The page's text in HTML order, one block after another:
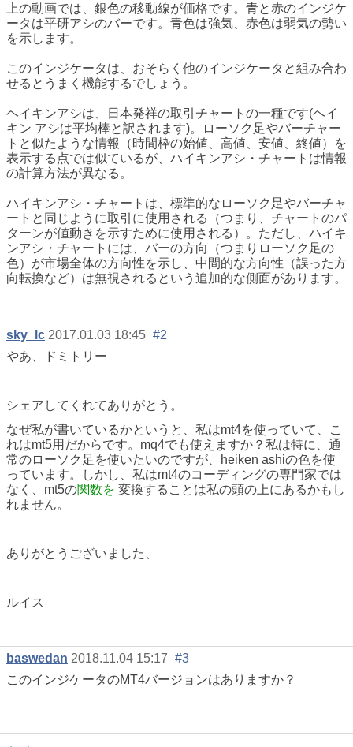
上の動画では、銀色の移動線が価格です。青と赤のインジケ
ータは平研アシのバーです。青色は強気、赤色は弱気の勢い
を示します。
このインジケータは、おそらく他のインジケータと組み合わ
せるとうまく機能するでしょう。
ヘイキンアシは、日本発祥の取引チャートの一種です(ヘイ
キン アシは平均棒と訳されます)。ローソク足やバーチャー
トと似たような情報（時間枠の始値、高値、安値、終値）を
表示する点では似ているが、ハイキンアシ・チャートは情報
の計算方法が異なる。
ハイキンアシ・チャートは、標準的なローソク足やバーチャ
ートと同じように取引に使用される（つまり、チャートのパ
ターンが値動きを示すために使用される）。ただし、ハイキ
ンアシ・チャートには、バーの方向（つまりローソク足の
色）が市場全体の方向性を示し、中間的な方向性（誤った方
向転換など）は無視されるという追加的な側面があります。
sky_lc 2017.01.03 18:45 #2
やあ、ドミトリー
シェアしてくれてありがとう。
なぜ私が書いているかというと、私はmt4を使っていて、こ
れはmt5用だからです。mq4でも使えますか？私は特に、通
常のローソク足を使いたいのですが、heiken ashiの色を使
っています。しかし、私はmt4のコーディングの専門家では
なく、mt5の関数を 変換することは私の頭の上にあるかもし
れません。
ありがとうございました、
ルイス
baswedan 2018.11.04 15:17 #3
このインジケータのMT4バージョンはありますか？